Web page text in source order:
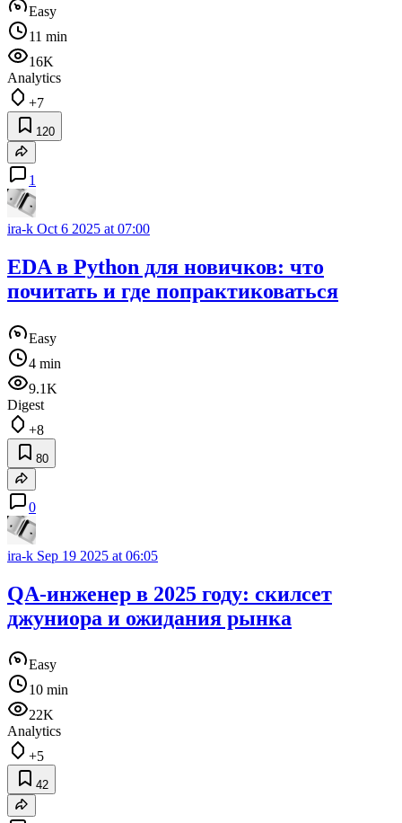
Easy
11 min
16K
Analytics
+7
120
1
ira-k Oct 6 2025 at 07:00
EDA в Python для новичков: что
почитать и где попрактиковаться
Easy
4 min
9.1K
Digest
+8
80
0
ira-k Sep 19 2025 at 06:05
QA-инженер в 2025 году: скилсет
джуниора и ожидания рынка
Easy
10 min
22K
Analytics
+5
42